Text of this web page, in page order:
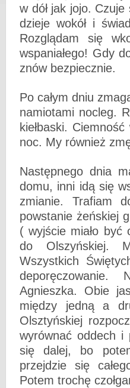
w dół jak jojo.
dzieje wokół i
Rozglądam się
wspaniałego! Gdy
znów bezpiecznie.
Po całym dniu
namiotami nocleg.
kiełbaski.
noc. My również
Następnego dnia
domu, inni idą się
zmianie. Trafiam
powstanie żeńskiej
( wyjście miało
do Olszyńskiej.
Wszystkich
Agnieszka. Obie
między jedną a
Olsztyńskiej
wyrównać oddech i
się dalej, bo
przejdzie się
Potem trochę